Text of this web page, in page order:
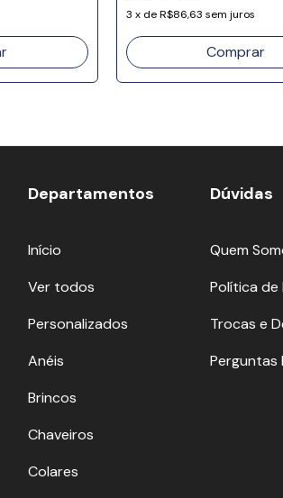
3 x deR$86,63 sem juros
Departamentos
Início
Ver todos
Personalizados
Anéis
Brincos
Chaveiros
Colares
Dúvidas
Quem
Política de
Trocas e
Perguntas